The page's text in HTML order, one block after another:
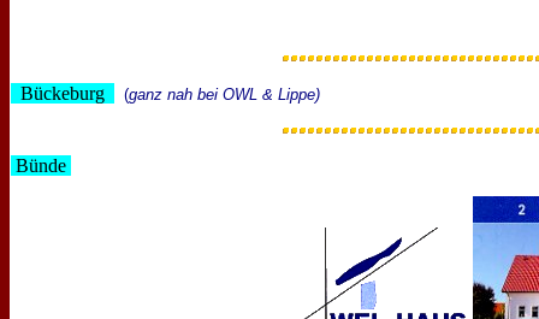
Bückeburg (ganz nah bei OWL & Lippe)
Bünde